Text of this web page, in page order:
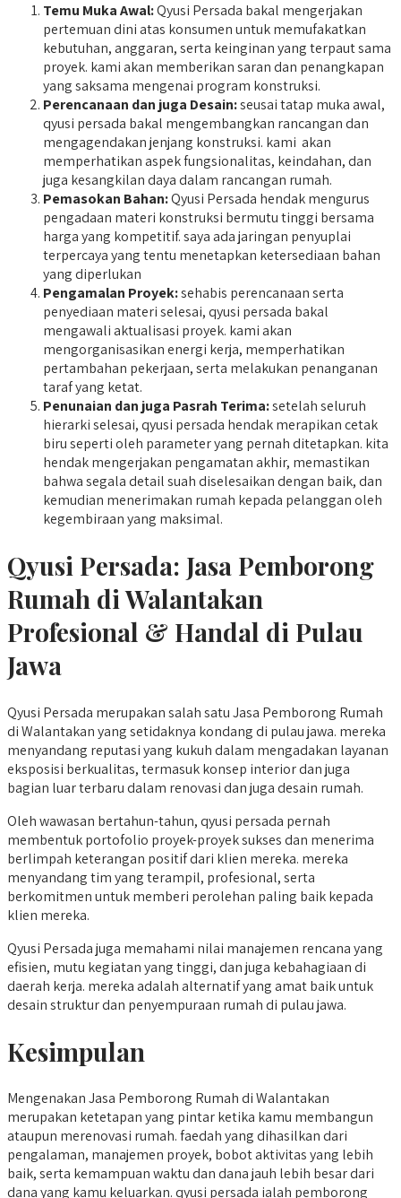
Temu Muka Awal:Qyusi Persada bakal mengerjakan
pertemuan dini atas konsumen untuk memufakatkan
kebutuhan, anggaran, serta keinginan yang terpaut sama
proyek. kami akan memberikan saran dan penangkapan
yang saksama mengenai program konstruksi.
Perencanaan dan juga Desain:seusai tatap muka awal,
qyusi persada bakal mengembangkan rancangan dan
mengagendakan jenjang konstruksi. kami akan
memperhatikan aspek fungsionalitas, keindahan, dan
juga kesangkilan daya dalam rancangan rumah.
Pemasokan Bahan:Qyusi Persada hendak mengurus
pengadaan materi konstruksi bermutu tinggi bersama
harga yang kompetitif. saya ada jaringan penyuplai
terpercaya yang tentu menetapkan ketersediaan bahan
yang diperlukan
Pengamalan Proyek:sehabis perencanaan serta
penyediaan materi selesai, qyusi persada bakal
mengawali aktualisasi proyek. kami akan
mengorganisasikan energi kerja, memperhatikan
pertambahan pekerjaan, serta melakukan penanganan
taraf yang ketat.
Penunaian dan juga Pasrah Terima:setelah seluruh
hierarki selesai, qyusi persada hendak merapikan cetak
biru seperti oleh parameter yang pernah ditetapkan. kita
hendak mengerjakan pengamatan akhir, memastikan
bahwa segala detail suah diselesaikan dengan baik, dan
kemudian menerimakan rumah kepada pelanggan oleh
kegembiraan yang maksimal.
Qyusi Persada: Jasa Pemborong
Rumah di Walantakan
Profesional & Handal di Pulau
Jawa
Qyusi Persada merupakan salah satu Jasa Pemborong Rumah
di Walantakan yang setidaknya kondang di pulau jawa. mereka
menyandang reputasi yang kukuh dalam mengadakan layanan
eksposisi berkualitas, termasuk konsep interior dan juga
bagian luar terbaru dalam renovasi dan juga desain rumah.
Oleh wawasan bertahun-tahun, qyusi persada pernah
membentuk portofolio proyek-proyek sukses dan menerima
berlimpah keterangan positif dari klien mereka. mereka
menyandang tim yang terampil, profesional, serta
berkomitmen untuk memberi perolehan paling baik kepada
klien mereka.
Qyusi Persada juga memahami nilai manajemen rencana yang
efisien, mutu kegiatan yang tinggi, dan juga kebahagiaan di
daerah kerja. mereka adalah alternatif yang amat baik untuk
desain struktur dan penyempuraan rumah di pulau jawa.
Kesimpulan
Mengenakan Jasa Pemborong Rumah di Walantakan
merupakan ketetapan yang pintar ketika kamu membangun
ataupun merenovasi rumah. faedah yang dihasilkan dari
pengalaman, manajemen proyek, bobot aktivitas yang lebih
baik, serta kemampuan waktu dan dana jauh lebih besar dari
dana yang kamu keluarkan. qyusi persada ialah pemborong